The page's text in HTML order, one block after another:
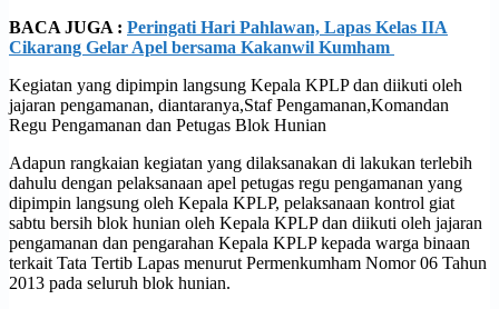
BACA JUGA : Peringati Hari Pahlawan, Lapas Kelas IIA
Cikarang Gelar Apel bersama Kakanwil Kumham
Kegiatan yang dipimpin langsung Kepala KPLP dan diikuti oleh
jajaran pengamanan, diantaranya,Staf Pengamanan,Komandan
Regu Pengamanan dan Petugas Blok Hunian
Adapun rangkaian kegiatan yang dilaksanakan di lakukan terlebih
dahulu dengan pelaksanaan apel petugas regu pengamanan yang
dipimpin langsung oleh Kepala KPLP, pelaksanaan kontrol giat
sabtu bersih blok hunian oleh Kepala KPLP dan diikuti oleh jajaran
pengamanan dan pengarahan Kepala KPLP kepada warga binaan
terkait Tata Tertib Lapas menurut Permenkumham Nomor 06 Tahun
2013 pada seluruh blok hunian.